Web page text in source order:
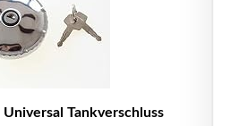
Tankverschluss